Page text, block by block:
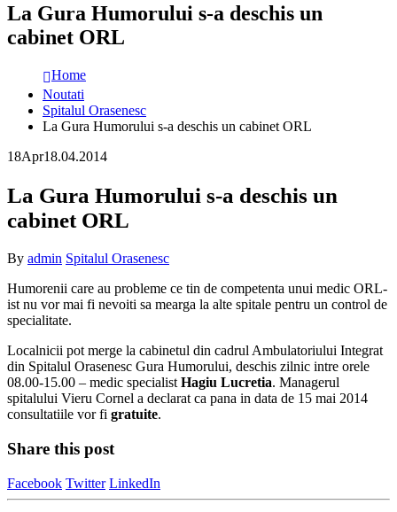
La Gura Humorului s-a deschis un
cabinet ORL
Home
Noutati
Spitalul Orasenesc
La Gura Humorului s-a deschis un cabinet ORL
18Apr18.04.2014
La Gura Humorului s-a deschis un
cabinet ORL
By admin Spitalul Orasenesc
Humorenii care au probleme ce tin de competenta unui medic ORL-
ist nu vor mai fi nevoiti sa mearga la alte spitale pentru un control de
specialitate.
Localnicii pot merge la cabinetul din cadrul Ambulatoriului Integrat
din Spitalul Orasenesc Gura Humorului, deschis zilnic intre orele
08.00-15.00 – medic specialist Hagiu Lucretia. Managerul
spitalului Vieru Cornel a declarat ca pana in data de 15 mai 2014
consultatiile vor fi gratuite.
Share this post
Facebook Twitter LinkedIn